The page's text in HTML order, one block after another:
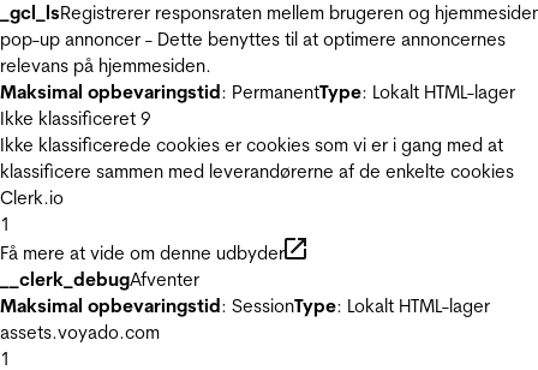
_gcl_lsRegistrerer responsraten mellem brugeren og
pop-up annoncer - Dette benyttes til at optimere annoncernes
relevans på hjemmesiden.
Maksimal opbevaringstid: PermanentType: Lokalt HTML-lager
Ikke klassificeret 9
Ikke klassificerede cookies er cookies som vi er i gang med at
klassificere sammen med leverandørerne af de enkelte cookies
Clerk.io
1
Få mere at vide om denne udbyder
__clerk_debugAfventer
Maksimal opbevaringstid: SessionType: Lokalt HTML-lager
assets.voyado.com
1